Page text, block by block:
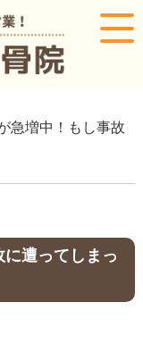
急増中！もし事故
遭ってしまっ